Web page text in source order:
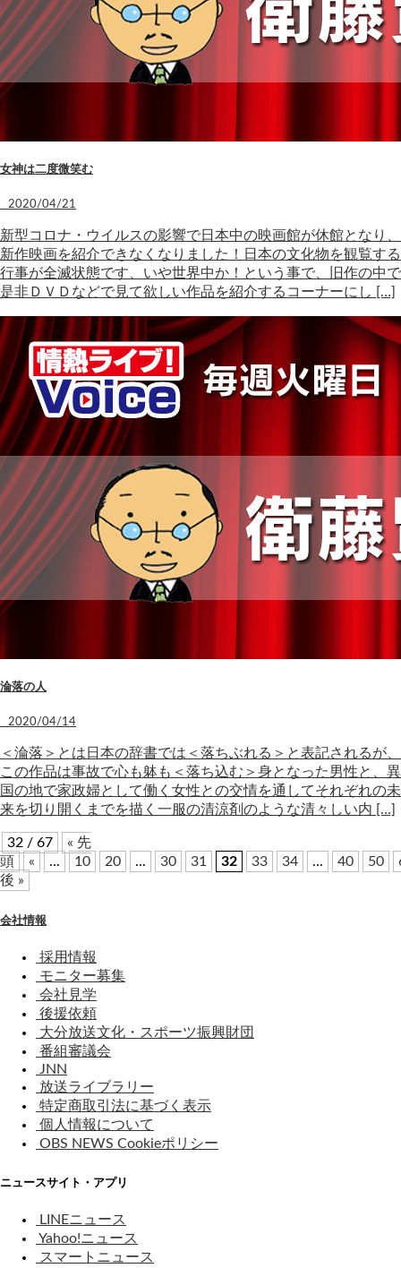
女神は二度微笑む
2020/04/21
新型コロナ・ウイルスの影響で日本中の映画館が休館となり、
新作映画を紹介できなくなりました！日本の文化物を観覧する
行事が全滅状態です、いや世界中か！という事で、旧作の中で
是非ＤＶＤなどで見て欲しい作品を紹介するコーナーにし […]
淪落の人
2020/04/14
＜淪落＞とは日本の辞書では＜落ちぶれる＞と表記されるが、
この作品は事故で心も躰も＜落ち込む＞身となった男性と、異
国の地で家政婦として働く女性との交情を通してそれぞれの未
来を切り開くまでを描く一服の清涼剤のような清々しい内 […]
32 / 67
« 先
頭
« ... 10 20 ... 30 31 32 33 34 ... 40 50
後 »
会社情報
採用情報
モニター募集
会社見学
後援依頼
大分放送文化・スポーツ振興財団
番組審議会
JNN
放送ライブラリー
特定商取引法に基づく表示
個人情報について
OBS NEWS Cookieポリシー
ニュースサイト・アプリ
LINEニュース
Yahoo!ニュース
スマートニュース